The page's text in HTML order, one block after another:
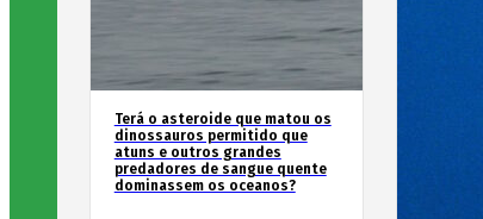
Terá o asteroide que matou os
dinossauros permitido que
atuns e outros grandes
predadores de sangue quente
dominassem os oceanos?